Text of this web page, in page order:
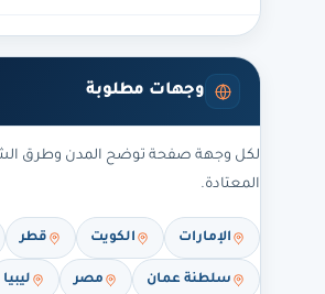
وجهات مطلوبة
لكل وجهة صفحة توضح المدن وطرق
المعتادة.
الإمارات الكويت قطر
سلطنة عمان مصر ليبيا